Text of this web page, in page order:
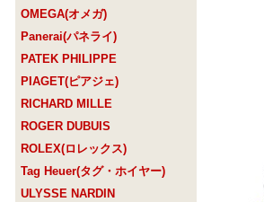
OMEGA(オメガ)
Panerai(パネライ)
PATEK PHILIPPE
PIAGET(ピアジェ)
RICHARD MILLE
ROGER DUBUIS
ROLEX(ロレックス)
Tag Heuer(タグ・ホイヤー)
ULYSSE NARDIN